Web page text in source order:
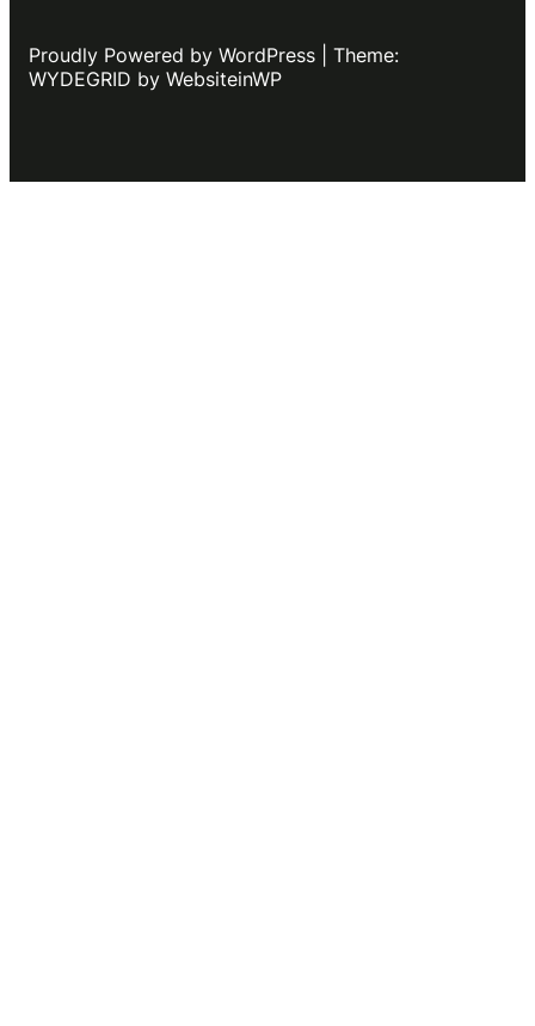
Proudly Powered by WordPress | Theme:
WYDEGRID by WebsiteinWP